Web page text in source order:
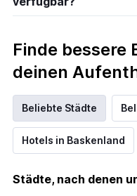
Finde bessere
deinen
Beliebte Städte
Hotels in Baskenland
Städte, nach denen